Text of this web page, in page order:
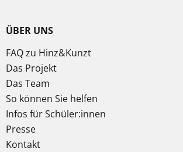
ÜBER UNS
FAQ zu Hinz&Kunzt
Das Projekt
Das Team
So können Sie helfen
Infos für Schüler:innen
Presse
Kontakt